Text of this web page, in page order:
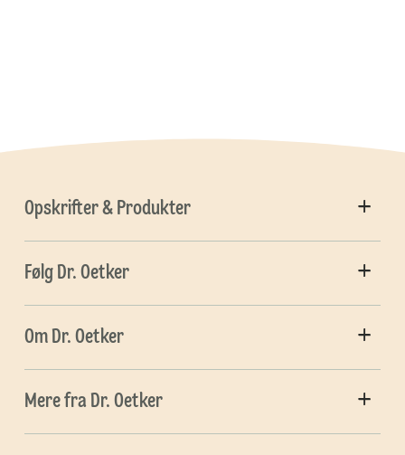
Opskrifter & Produkter
Følg Dr. Oetker
Om Dr. Oetker
Mere fra Dr. Oetker